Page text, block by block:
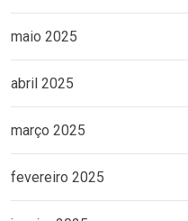
maio 2025
abril 2025
março 2025
fevereiro 2025